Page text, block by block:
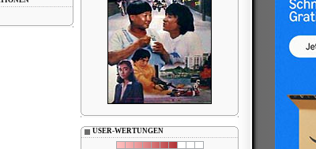
USER-WERTUNGEN